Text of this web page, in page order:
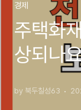
경제
주택화
상되나
by 북두칠성63